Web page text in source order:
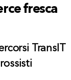
fresca
TransIT